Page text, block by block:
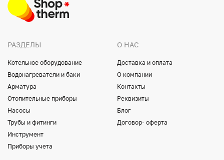
РАЗДЕЛЫ
Котельное оборудование
Водонагреватели и баки
Арматура
Отопительные приборы
Насосы
Трубы и фитинги
Инструмент
Приборы учета
О НАС
Доставка и оплата
О компании
Контакты
Реквизиты
Блог
Договор- оферта